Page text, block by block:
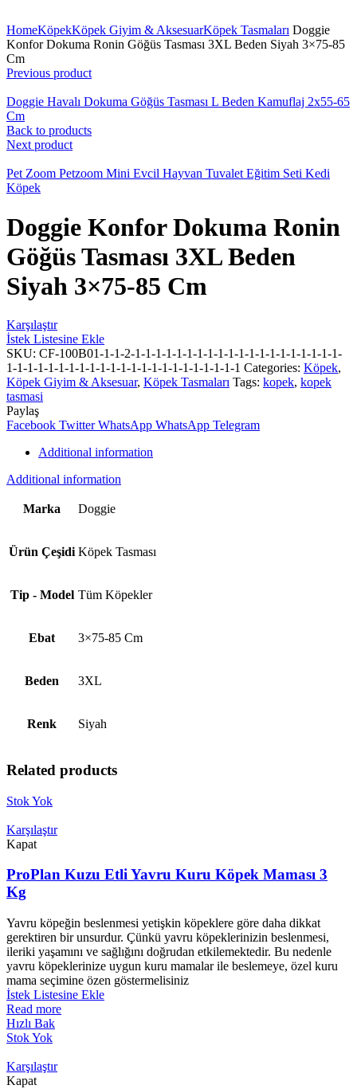
HomeKöpekKöpek Giyim & AksesuarKöpek Tasmaları Doggie
Konfor Dokuma Ronin Göğüs Tasması 3XL Beden Siyah 3×75-85
Cm
Previous product
Doggie Havalı Dokuma Göğüs Tasması L Beden Kamuflaj 2x55-65
Cm
Back to products
Next product
Pet Zoom Petzoom Mini Evcil Hayvan Tuvalet Eğitim Seti Kedi
Köpek
Doggie Konfor Dokuma Ronin
Göğüs Tasması 3XL Beden
Siyah 3×75-85 Cm
Karşılaştır
İstek Listesine Ekle
SKU: CF-100B01-1-1-2-1-1-1-1-1-1-1-1-1-1-1-1-1-1-1-1-1-1-1-1-
1-1-1-1-1-1-1-1-1-1-1-1-1-1-1-1-1-1-1-1-1-1-1 Categories: Köpek,
Köpek Giyim & Aksesuar, Köpek Tasmaları Tags: kopek, kopek
tasmasi
Paylaş
Facebook Twitter WhatsApp WhatsApp Telegram
Additional information
Additional information
Marka Doggie
Ürün Çeşidi Köpek Tasması
Tip - Model Tüm Köpekler
Ebat 3×75-85 Cm
Beden 3XL
Renk Siyah
Related products
Stok Yok
Karşılaştır
Kapat
ProPlan Kuzu Etli Yavru Kuru Köpek Maması 3
Kg
Yavru köpeğin beslenmesi yetişkin köpeklere göre daha dikkat
gerektiren bir unsurdur. Çünkü yavru köpeklerinizin beslenmesi,
ileriki yaşamını ve sağlığını doğrudan etkilemektedir. Bu nedenle
yavru köpeklerinize uygun kuru mamalar ile beslemeye, özel kuru
mama seçimine özen göstermelisiniz
İstek Listesine Ekle
Read more
Hızlı Bak
Stok Yok
Karşılaştır
Kapat